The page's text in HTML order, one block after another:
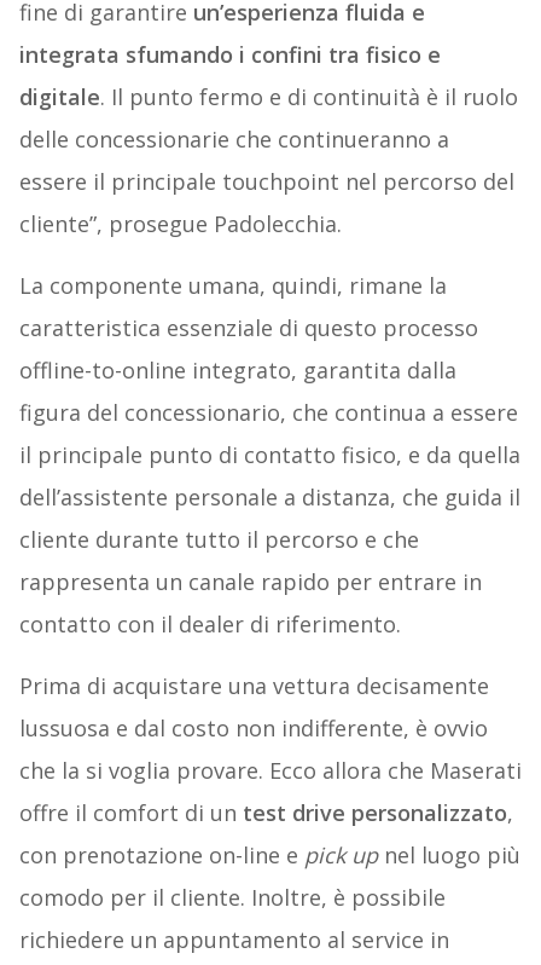
fine di garantire un’esperienza fluida e
integrata sfumando i confini tra fisico e
digitale. Il punto fermo e di continuità è il ruolo
delle concessionarie che continueranno a
essere il principale touchpoint nel percorso del
cliente”, prosegue Padolecchia.
La componente umana, quindi, rimane la
caratteristica essenziale di questo processo
offline-to-online integrato, garantita dalla
figura del concessionario, che continua a essere
il principale punto di contatto fisico, e da quella
dell’assistente personale a distanza, che guida il
cliente durante tutto il percorso e che
rappresenta un canale rapido per entrare in
contatto con il dealer di riferimento.
Prima di acquistare una vettura decisamente
lussuosa e dal costo non indifferente, è ovvio
che la si voglia provare. Ecco allora che Maserati
offre il comfort di un test drive personalizzato,
con prenotazione on-line e pick upnel luogo più
comodo per il cliente. Inoltre, è possibile
richiedere un appuntamento al service in